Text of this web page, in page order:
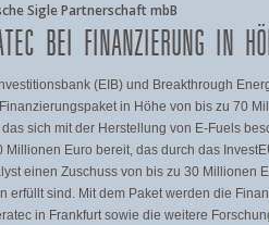
Sigle Partnerschaft mbB
BEI FINANZIERUNG IN
(EIB) und Breakthrough
in Höhe von bis zu 70
sich mit der Herstellung von E-Fuels
Millionen Euro bereit, das durch das
einen Zuschuss von bis zu 30 Millionen
erfüllt sind. Mit dem Paket werden die
in Frankfurt sowie die weitere